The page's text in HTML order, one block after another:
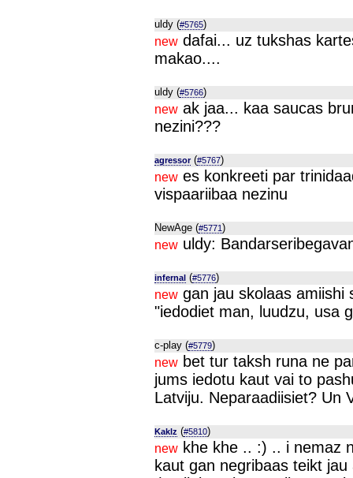
uldy (#5765)
new dafai... uz tukshas
makao....
uldy (#5766)
new ak jaa... kaa saucas
nezini???
agressor(#5767)
new es konkreeti par
vispaariibaa nezinu
NewAge (#5771)
new uldy:
infernal (#5776)
new gan jau skolaas amiishi
"iedodiet man, luudzu, usa
c-play (#5779)
new bet tur taksh runa ne
jums iedotu kaut vai to
Latviju. Neparaadiisiet? Un
Kaklz (#5810)
new khe khe .. :) .. i nemaz
kaut gan negribaas teikt